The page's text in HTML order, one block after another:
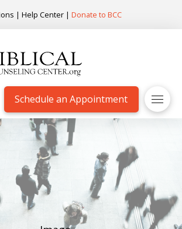
| Help Center| Donate to BCC
Schedule an Appointment